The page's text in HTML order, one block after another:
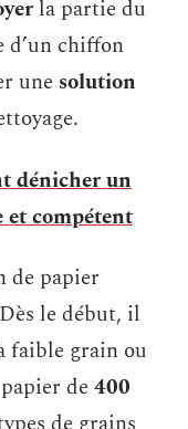
la partie du
d’un chiffon
une solution
dénicher un
et compétent
de papier
le début, il
faible grain ou
de400